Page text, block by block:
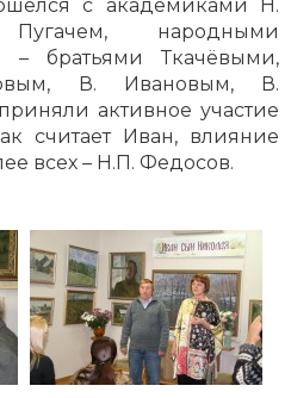
с академиками Н.
народными
братьями Ткачёвыми,
В. Ивановым, В.
активное участие
считает Иван, влияние
всех – Н.П. Федосов.